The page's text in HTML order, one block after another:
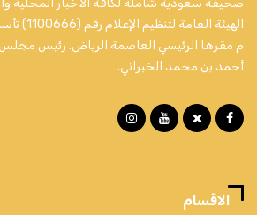
صحيفة سعودية شاملة لكافة الأخبار المحلية
م مقرها الرئيسي العاصمة الرياض. رئيس مجلس
أحمد بن محمد الخبراني.
الاقسام